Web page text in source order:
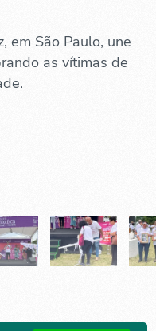
em São Paulo, une
as vítimas de